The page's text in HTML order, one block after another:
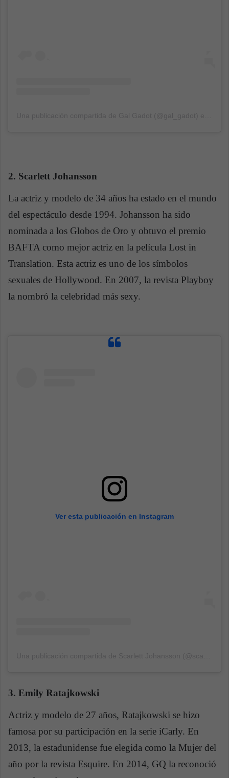
2. Scarlett Johansson
La actriz y modelo de 34 años ha estado en el mundo
del espectáculo desde 1994. Johansson ha sido
nominada a los Globos de Oro y obtuvo el premio
BAFTA como mejor actriz en la película Lost in
Translation. Esta actriz es uno de los símbolos
sexuales de Hollywood. En 2007, la revista Playboy
la nombró la celebridad más sexy.
Ver esta publicación en Instagram
3. Emily Ratajkowski
Actriz y modelo de 27 años, Ratajkowski se hizo
famosa por su participación en la serie iCarly. En
2013, la estadunidense fue elegida como la Mujer del
año por la revista Esquire. En 2014, GQ la reconoció